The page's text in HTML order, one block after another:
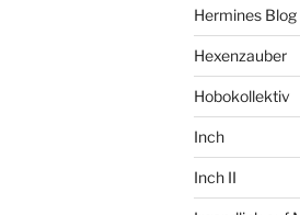
Hermines Blog
Hexenzauber
Hobokollektiv
Inch
Inch II